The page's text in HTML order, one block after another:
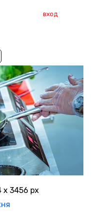
вход
x 3456 px